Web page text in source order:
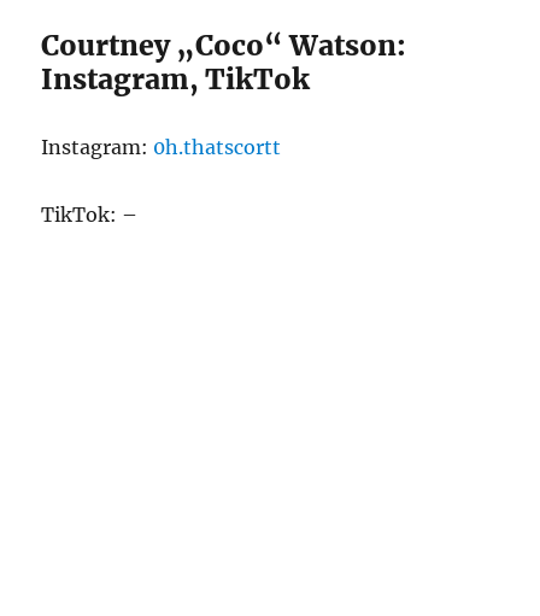
Courtney „Coco“ Watson:
Instagram, TikTok
Instagram: 0h.thatscortt
TikTok: –